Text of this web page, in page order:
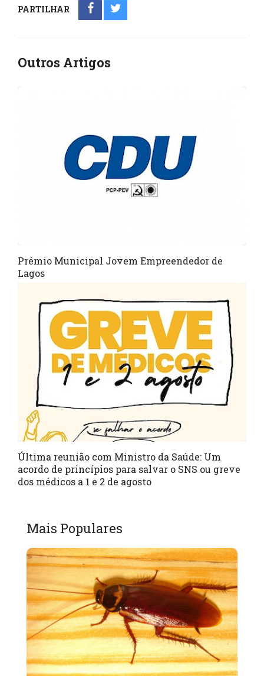
PARTILHAR
Outros Artigos
Prémio Municipal Jovem Empreendedor de
Lagos
Última reunião com Ministro da Saúde: Um
acordo de princípios para salvar o SNS ou greve
dos médicos a 1 e 2 de agosto
Mais Populares